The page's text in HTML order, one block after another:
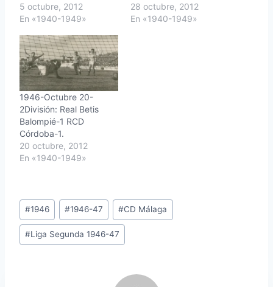
5 octubre, 2012
En «1940-1949»
28 octubre, 2012
En «1940-1949»
1946-Octubre 20-
2División: Real Betis
Balompié-1 RCD
Córdoba-1.
20 octubre, 2012
En «1940-1949»
Etiquetas
de
la
#1946 #1946-47 #CD Málaga
#Liga Segunda 1946-47